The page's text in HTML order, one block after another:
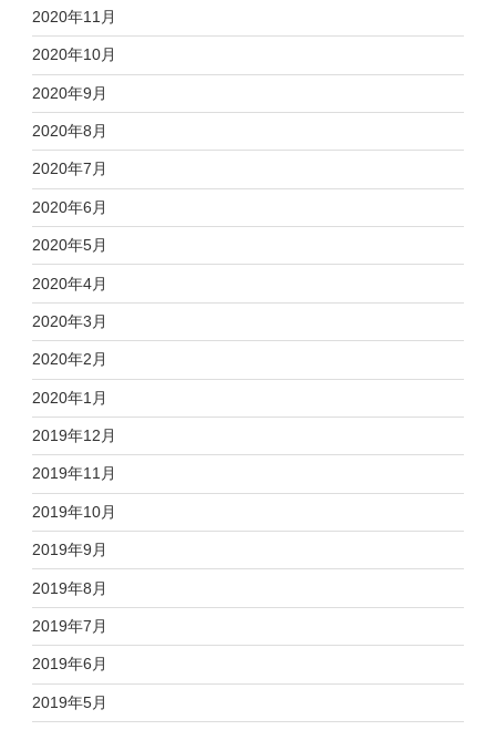
2020年11月
2020年10月
2020年9月
2020年8月
2020年7月
2020年6月
2020年5月
2020年4月
2020年3月
2020年2月
2020年1月
2019年12月
2019年11月
2019年10月
2019年9月
2019年8月
2019年7月
2019年6月
2019年5月